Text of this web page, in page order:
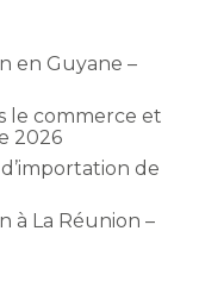
en Guyane –
le commerce et
2026
de
à La Réunion –